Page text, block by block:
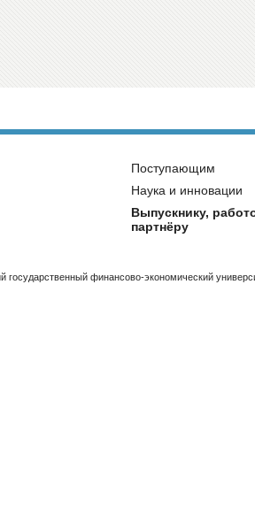
Поступающим
Наука и инновации
Выпускнику,
партнёру
государственный финансово-экономический